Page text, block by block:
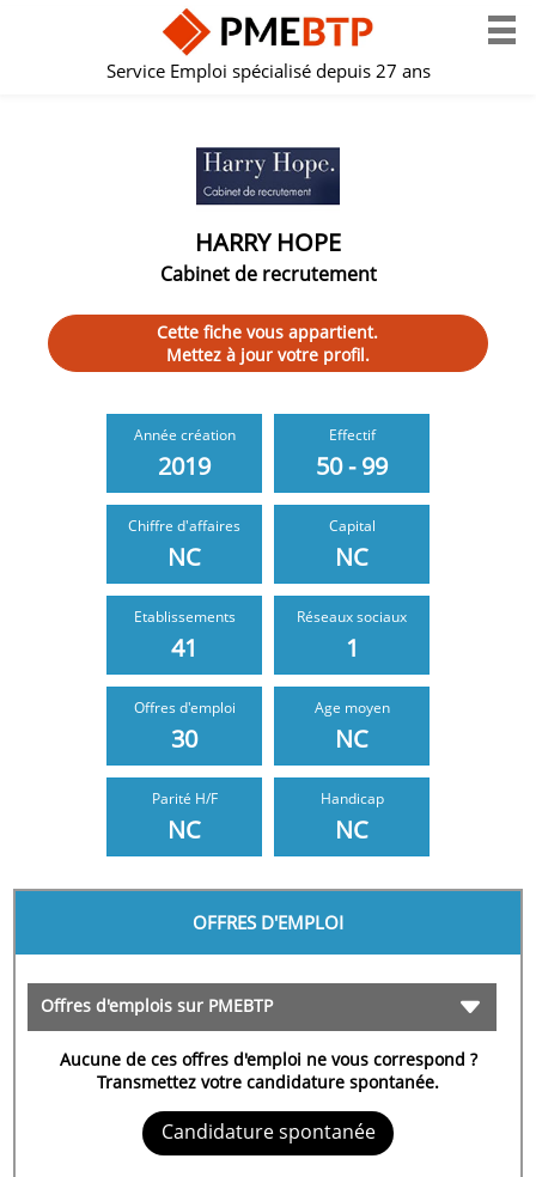
Service Emploi spécialisé depuis 27 ans
HARRY HOPE
Cabinet de recrutement
Cette fiche vous appartient.
Mettez à jour votre profil.
Année création
2019
Effectif
50 - 99
Chiffre d'affaires
NC
Capital
NC
Etablissements
41
Réseaux sociaux
1
Offres d'emploi
30
Age moyen
NC
NC NC
OFFRES D'EMPLOI
Offres d'emplois sur PMEBTP
Aucune de ces offres d'emploi ne vous correspond ?
Transmettez votre candidature spontanée.
Candidature spontanée